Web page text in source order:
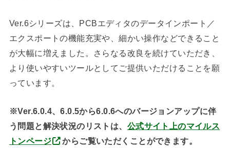
Ver.6シリーズは、PCBエディタのデータインポート／
エクスポートの機能充実や、細かい操作などできること
が大幅に増えました。さらなる改良を続けていただき、
より使いやすいツールとしてご提供いただけることを願
っています。
※Ver.6.0.4、6.0.5から6.0.6へのバージョンアップに伴
う問題と解決状況のリストは、 公式サイト上のマイルス
トンページ
からご覧いただくことができます。